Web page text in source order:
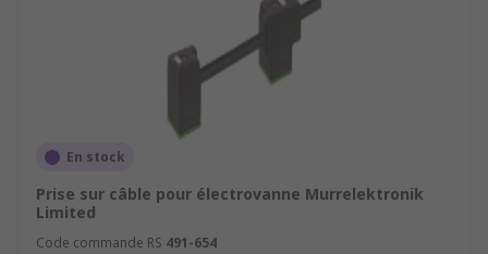
En stock
Prise sur câble pour électrovanne Murrelektronik
Limited
Code commande RS 491-654